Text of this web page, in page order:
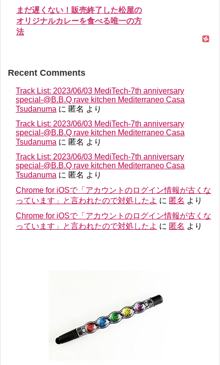
まだ遅くない！販売終了した松屋の
オリジナルカレーを食べる唯一の方
法
Recent Comments
Track List: 2023/06/03 MediTech-7th anniversary
special-@B.B.Q rave kitchen Mediterraneo Casa
Tsudanuma に 匿名 より
Track List: 2023/06/03 MediTech-7th anniversary
special-@B.B.Q rave kitchen Mediterraneo Casa
Tsudanuma に 匿名 より
Track List: 2023/06/03 MediTech-7th anniversary
special-@B.B.Q rave kitchen Mediterraneo Casa
Tsudanuma に 匿名 より
Chrome for iOSで「アカウントのログイン情報が古くな
っています」と言われたので対処したよ に 匿名 より
Chrome for iOSで「アカウントのログイン情報が古くな
っています」と言われたので対処したよ に 匿名 より